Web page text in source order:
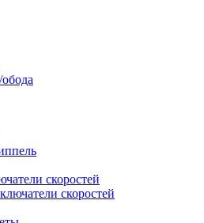
скоростей
скоростей